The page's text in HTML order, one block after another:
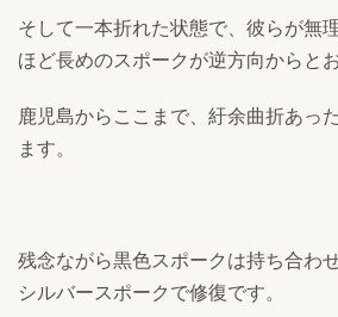
そして一本折れた状態で、彼らが無
ほど長めのスポークが逆方向からと
鹿児島からここまで、紆余曲折あっ
ます。
残念ながら黒色スポークは持ち合わ
シルバースポークで修復です。